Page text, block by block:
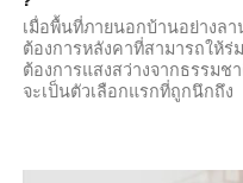
เมื่อพื้นที่ภายนอกบ้านอย่างล
ต้องการหลังคาที่สามารถให้ร่
ต้องการแสงสว่างจากธรรมช
จะเป็นตัวเลือกแรกที่ถูกนึกถึง